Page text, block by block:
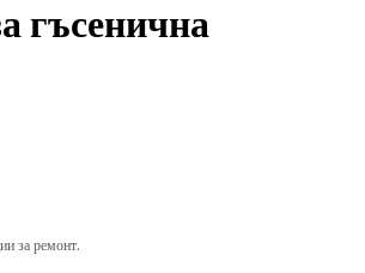
гъсенична
за ремонт.